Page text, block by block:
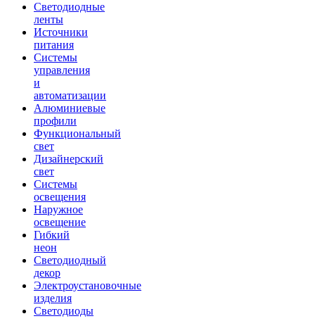
Светодиодные
ленты
Источники
питания
Системы
управления
и
автоматизации
Алюминиевые
профили
Функциональный
свет
Дизайнерский
свет
Системы
освещения
Наружное
освещение
Гибкий
неон
Светодиодный
декор
Электроустановочные
изделия
Светодиоды